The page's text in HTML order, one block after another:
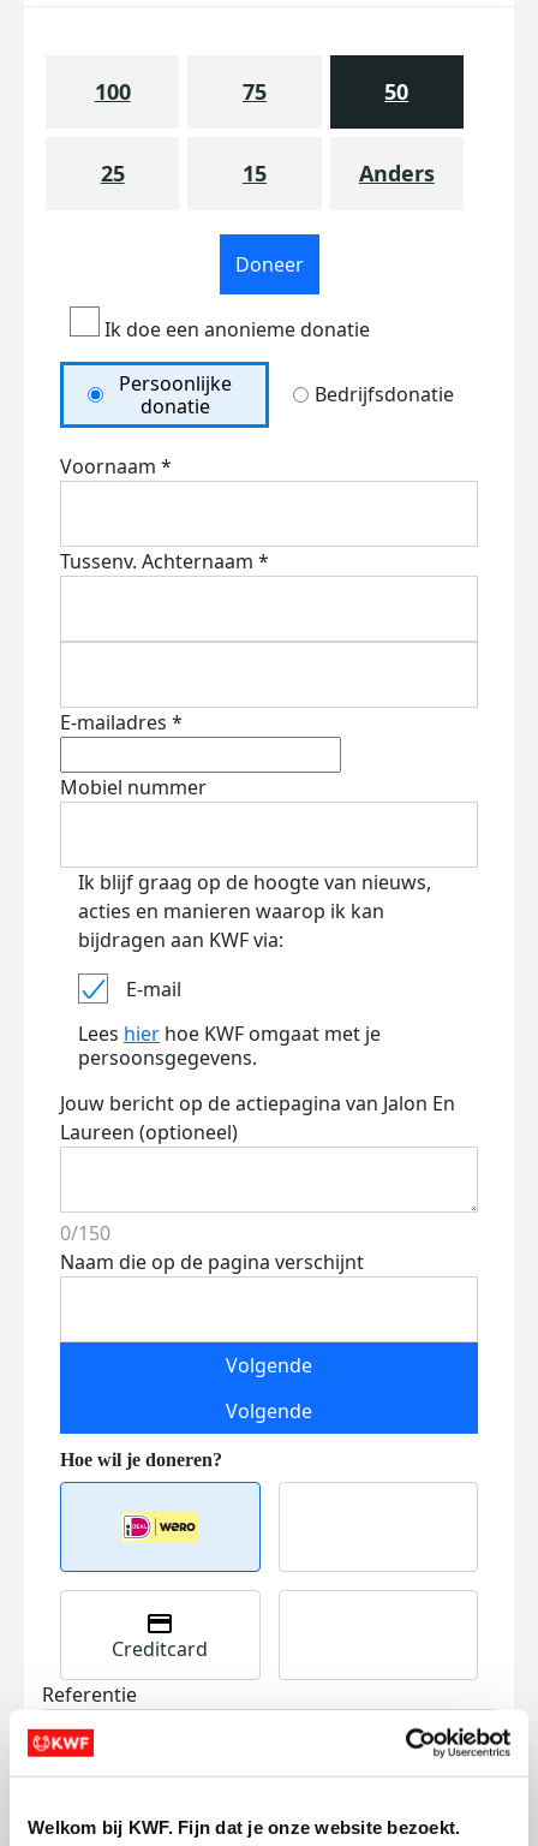
Welkom bij KWF. Fijn dat je onze website bezoekt.
100 75 50
25 15 Anders
Doneer
Ik doe een anonieme donatie
Persoonlijke
donatie
Bedrijfsdonatie
Voornaam *
Tussenv. Achternaam *
E-mailadres *
Mobiel nummer
Ik blijf graag op de hoogte van nieuws,
acties en manieren waarop ik kan
bijdragen aan KWF via:
E-mail
Lees hier hoe KWF omgaat met je
persoonsgegevens.
Jouw bericht op de actiepagina van Jalon En
Laureen (optioneel)
0/150
Naam die op de pagina verschijnt
Volgende
Volgende
Creditcard
Referentie